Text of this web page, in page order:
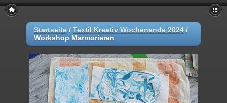
Startseite / Textil Kreativ Wochenende 2024 /
Workshop Marmorieren